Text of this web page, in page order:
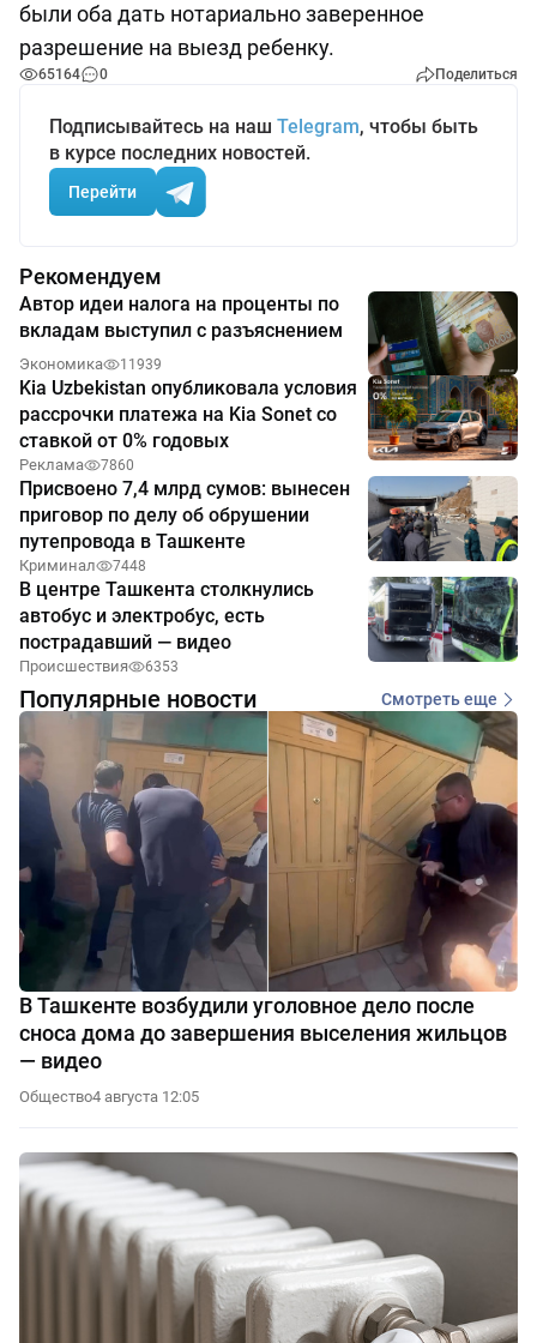
были оба дать нотариально заверенное
разрешение на выезд ребенку.
65164 0 Поделиться
Подписывайтесь на наш Telegram, чтобы быть
в курсе последних новостей.
Перейти
Рекомендуем
Автор идеи налога на проценты по
вкладам выступил с разъяснением
Экономика 11939
Kia Uzbekistan опубликовала условия
рассрочки платежа на Kia Sonet со
ставкой от 0% годовых
Реклама 7860
Присвоено 7,4 млрд сумов: вынесен
приговор по делу об обрушении
путепровода в Ташкенте
Криминал 7448
В центре Ташкента столкнулись
автобус и электробус, есть
пострадавший — видео
Происшествия 6353
Популярные новости Смотреть еще
В Ташкенте возбудили уголовное дело после
сноса дома до завершения выселения жильцов
— видео
Общество4 августа 12:05